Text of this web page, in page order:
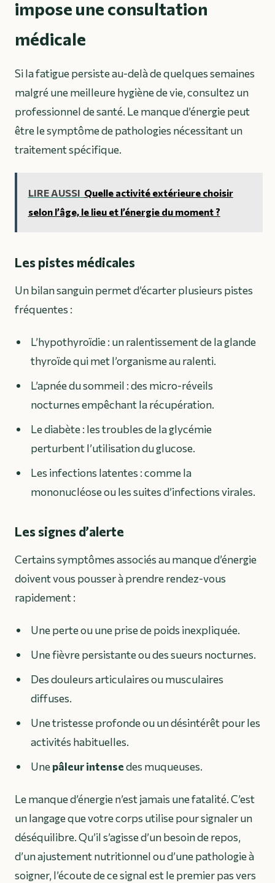
impose une consultation
médicale
Si la fatigue persiste au-delà de quelques semaines
malgré une meilleure hygiène de vie, consultez un
professionnel de santé. Le manque d’énergie peut
être le symptôme de pathologies nécessitant un
traitement spécifique.
LIRE AUSSI Quelle activité extérieure choisir
selon l’âge, le lieu et l’énergie du moment ?
Les pistes médicales
Un bilan sanguin permet d’écarter plusieurs pistes
fréquentes :
L’hypothyroïdie : un ralentissement de la glande
thyroïde qui met l’organisme au ralenti.
L’apnée du sommeil : des micro-réveils
nocturnes empêchant la récupération.
Le diabète : les troubles de la glycémie
perturbent l’utilisation du glucose.
Les infections latentes : comme la
mononucléose ou les suites d’infections virales.
Les signes d’alerte
Certains symptômes associés au manque d’énergie
doivent vous pousser à prendre rendez-vous
rapidement :
Une perte ou une prise de poids inexpliquée.
Une fièvre persistante ou des sueurs nocturnes.
Des douleurs articulaires ou musculaires
diffuses.
Une tristesse profonde ou un désintérêt pour les
activités habituelles.
Unepâleur intensedes muqueuses.
Le manque d’énergie n’est jamais une fatalité. C’est
un langage que votre corps utilise pour signaler un
déséquilibre. Qu’il s’agisse d’un besoin de repos,
d’un ajustement nutritionnel ou d’une pathologie à
soigner, l’écoute de ce signal est le premier pas vers